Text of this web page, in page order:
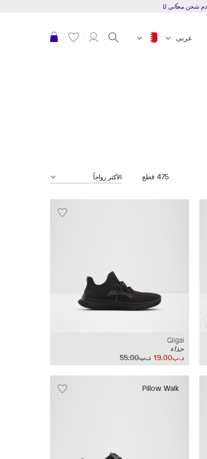
عربى عربة التسوق
475 قطع
Gilgai
حذاء
د.ب55.00
د.ب19.00
Pillow Walk